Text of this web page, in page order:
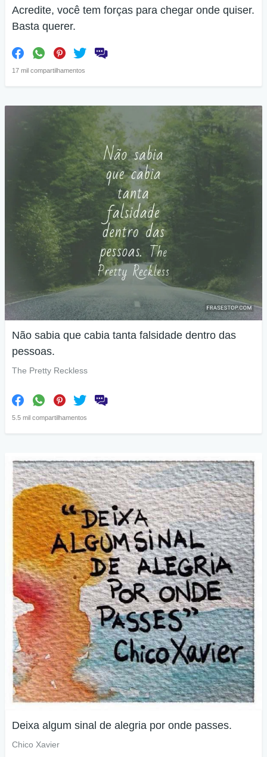
Acredite, você tem forças para chegar onde quiser.
Basta querer.
17 mil compartilhamentos
Não sabia que cabia tanta falsidade dentro das
pessoas.
The Pretty Reckless
5.5 mil compartilhamentos
Deixa algum sinal de alegria por onde passes.
Chico Xavier